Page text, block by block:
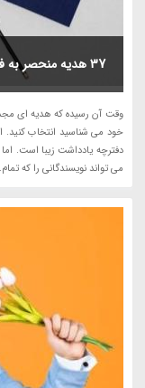
37 هدیه منحصر به فرد برای نویسندگان
وقت آن رسیده که هدیه ای
خود می شناسید انتخاب کنید.
می تواند نویسندگانی را که